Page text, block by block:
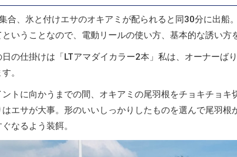
合、氷と付けエサのオキアミが配られると同30分に出船
ということなので、電動リールの使い方、基本的な誘い方
日の仕掛けは「LTアマダイカラー2本」私は、オーナーば
。
ントに向かうまでの間、オキアミの尾羽根をチョキチョキ
はエサが大事。形のいいしっかりしたものを選んで尾羽根
ぐなるよう装餌。